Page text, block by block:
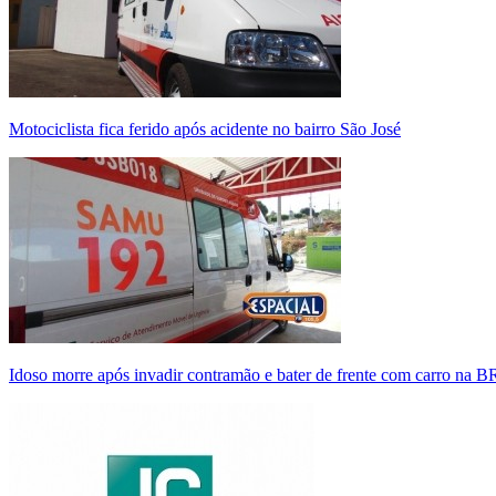
Motociclista fica ferido após acidente no bairro São José
Idoso morre após invadir contramão e bater de frente com carro na